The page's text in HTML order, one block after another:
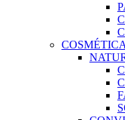
COSMÉTICA